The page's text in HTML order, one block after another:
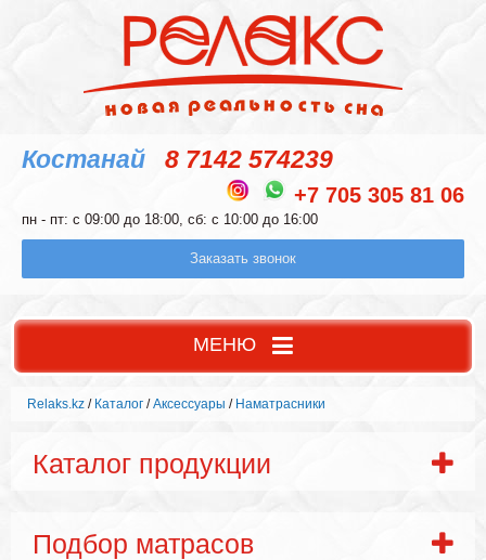
Костанай 8 7142 574239
+7 705 305 81 06
пн - пт: с 09:00 до 18:00, сб: с 10:00 до 16:00
Заказать звонок
МЕНЮ
Relaks.kz / Каталог /Аксессуары / Наматрасники
Каталог продукции
Подбор матрасов